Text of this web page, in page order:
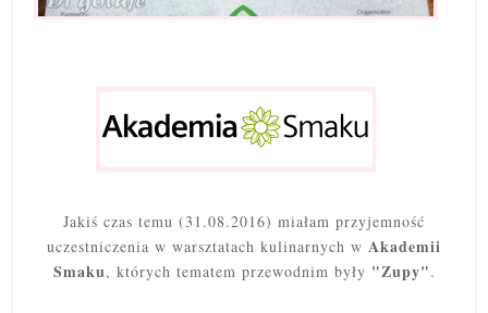
Jakiś czas temu (31.08.2016) miałam przyjemność
uczestniczenia w warsztatach kulinarnych w Akademii
Smaku, których tematem przewodnim były "Zupy".